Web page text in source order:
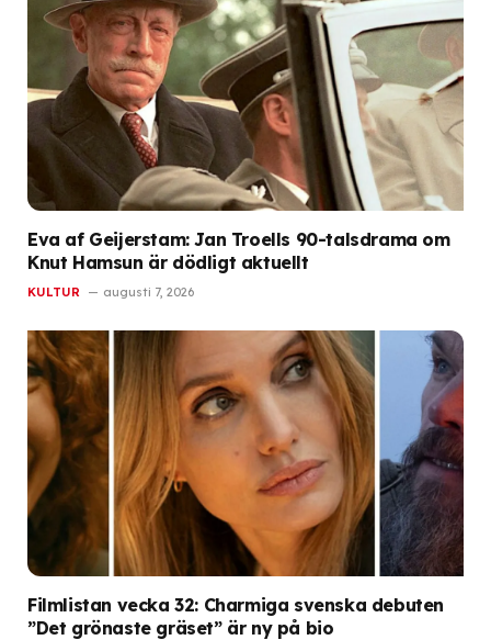
Eva af Geijerstam: Jan Troells 90-talsdrama om
Knut Hamsun är dödligt aktuellt
KULTUR augusti 7, 2026
Filmlistan vecka 32: Charmiga svenska debuten
”Det grönaste gräset” är ny på bio